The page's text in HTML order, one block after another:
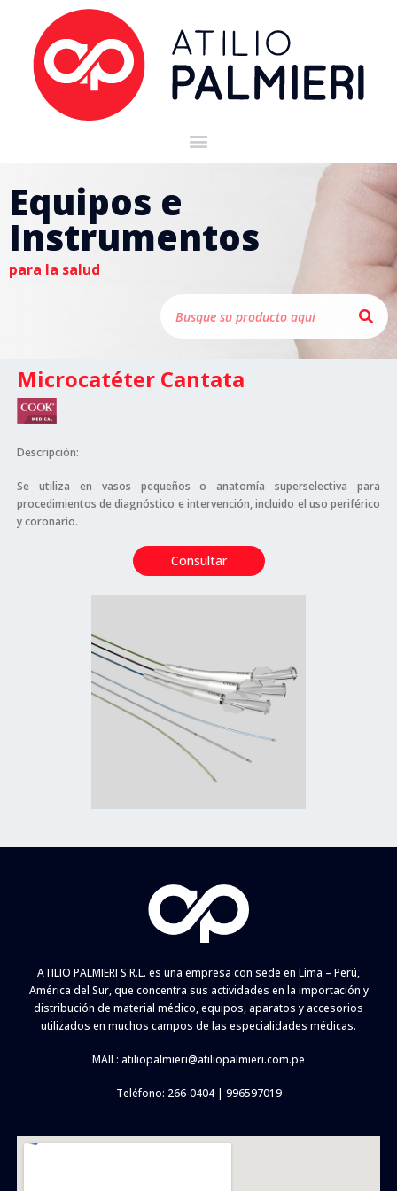
Equipos e
Instrumentos
para la salud
Microcatéter Cantata
Descripción:
Se utiliza en vasos pequeños o anatomía superselectiva para
procedimientos de diagnóstico e intervención, incluido el uso periférico
y coronario.
Consultar
ATILIO PALMIERI S.R.L. es una empresa con sede en Lima – Perú,
América del Sur, que concentra sus actividades en la importación y
distribución de material médico, equipos, aparatos y accesorios
utilizados en muchos campos de las especialidades médicas.
MAIL: atiliopalmieri@atiliopalmieri.com.pe
Teléfono: 266-0404 | 996597019